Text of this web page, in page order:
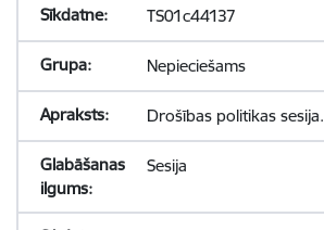
TS01c44137
Nepieciešams
Drošības politikas sesija.
Sesija